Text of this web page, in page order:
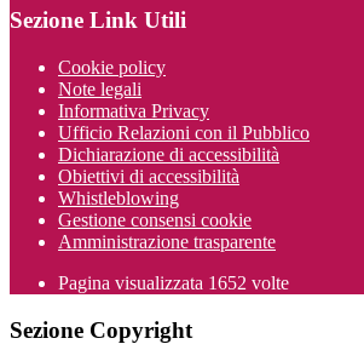
Sezione Link Utili
Cookie policy
Note legali
Informativa Privacy
Ufficio Relazioni con il Pubblico
Dichiarazione di accessibilità
Obiettivi di accessibilità
Whistleblowing
Gestione consensi cookie
Amministrazione trasparente
Pagina visualizzata 1652 volte
Sezione Copyright